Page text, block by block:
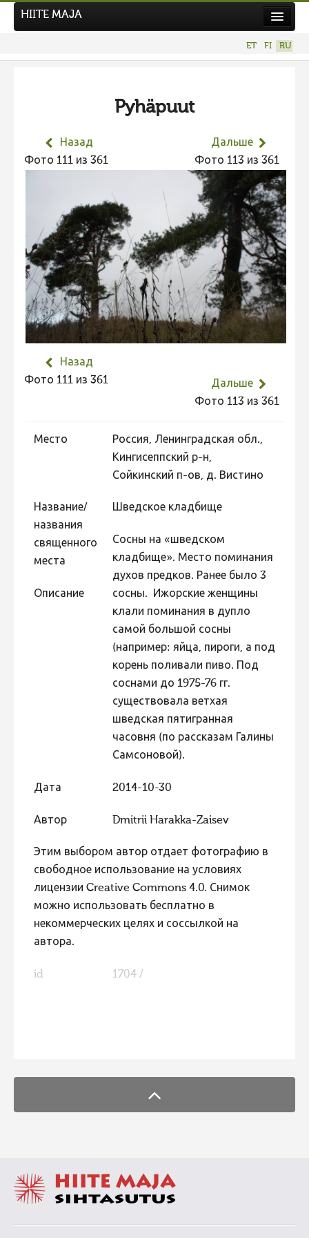
Hiite kuvavõistlus 2026
Фотоконкурс 2025
Видео 2025
Фотоконкурс 2024
Не учитываются 2024
Видео 2024
Фотоконкурс 2023
Не учитываются 2023
Фотоконкурс 2021
Фотоконкурс 2019
Фотоконкурс 2018
Фотоконкурс 2017
Фотоконкурс 2016
Фотоконкурс 2014
Фотоконкурс 2013
Фотоконкурс 2011
Фотоконкурс 2010
Фотоконкурс 2009
HIITE MAJA
ET FI RU
Pyhäpuut
Назад
Фото 111 из 361
Дальше
Фото 113 из 361
Назад
Фото 111 из 361
Дальше
Фото 113 из 361
Место
Россия, Ленинградская обл.,
Кингисеппский р-н,
Сойкинский п-ов, д. Вистино
Название/
названия
священного
места
Шведское кладбище
Описание
Сосны на «шведском
кладбище». Место поминания
духов предков. Ранее было 3
сосны. Ижорские женщины
клали поминания в дупло
самой большой сосны
(например: яйца, пироги, а под
корень поливали пиво. Под
соснами до 1975-76 гг.
существовала ветхая
шведская пятигранная
часовня (по рассказам Галины
Самсоновой).
Дата 2014-10-30
Автор Dmitrii Harakka-Zaisev
Этим выбором автор отдает фотографию в
свободное использование на условиях
лицензии Creative Commons 4.0. Снимок
можно использовать бесплатно в
некоммерческих целях и соссылкой на
автора.
id 1704 /